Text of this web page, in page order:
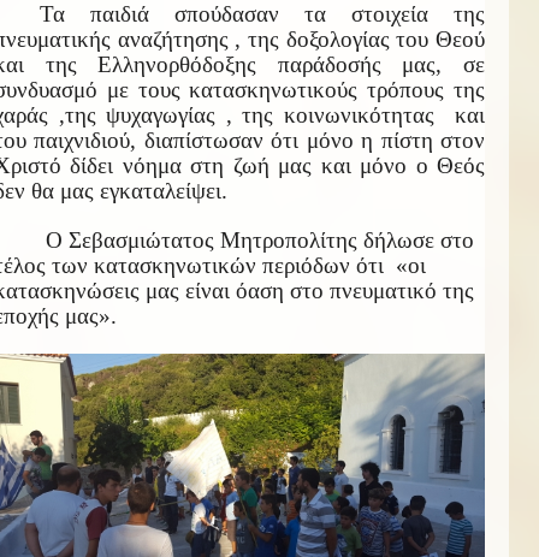
Τα παιδιά σπούδασαν τα στοιχεία της
αναζήτησης , της δοξολογίας του Θεού
της Ελληνορθόδοξης παράδοσής μας, σε
με τους κατασκηνωτικούς τρόπους της
,της ψυχαγωγίας , της κοινωνικότητας και
παιχνιδιού, διαπίστωσαν ότι μόνο η πίστη στον
δίδει νόημα στη ζωή μας και μόνο ο Θεός
θα μας εγκαταλείψει.
Ο Σεβασμιώτατος Μητροπολίτης δήλωσε στο
των κατασκηνωτικών περιόδων ότι «οι
μας είναι όαση στο πνευματικό της
μας».